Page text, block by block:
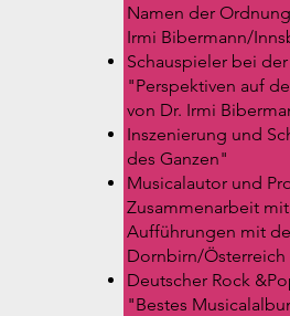
Namen der
Irmi Bibermann/
Schauspieler bei
"Perspektiven auf
von Dr. Irmi
Inszenierung und
des Ganzen"
Musicalautor und
Zusammenarbeit
Aufführungen mit
Dornbirn/
Deutscher Rock
"Bestes